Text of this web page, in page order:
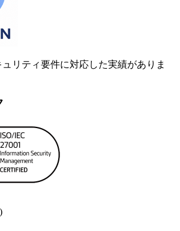
リティ要件に対応した実績がありま